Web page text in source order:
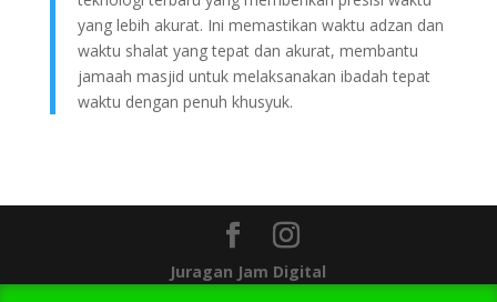
yang lebih akurat. Ini memastikan waktu adzan dan
waktu shalat yang tepat dan akurat, membantu
jamaah masjid untuk melaksanakan ibadah tepat
waktu dengan penuh khusyuk.
Juragan Jam Digital